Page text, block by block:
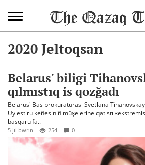
2020 Jeltoqsan
Belarus' biligi
qılmıstıq is qozğadı
Belarus' Bas prokuraturası Svetlana
Üylestiru keñesiniñ müşelerine qatıstı
basqaru fa..
5 jıl bwrın 254 0